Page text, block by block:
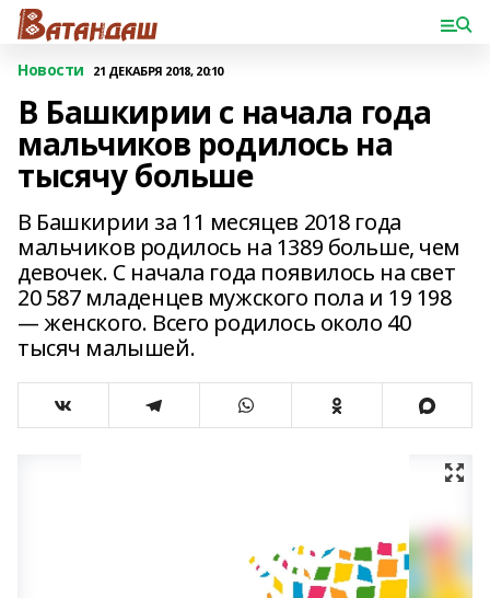
Новости 21 ДЕКАБРЯ 2018, 20:10
В Башкирии с начала года
мальчиков родилось на
тысячу больше
В Башкирии за 11 месяцев 2018 года
мальчиков родилось на 1389 больше, чем
девочек. С начала года появилось на свет
20 587 младенцев мужского пола и 19 198
— женского. Всего родилось около 40
тысяч малышей.